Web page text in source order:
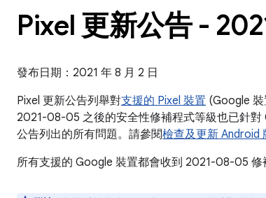
Pixel 更新公告 -
發布日期：2021 年 8 月 2 日
Pixel 更新公告列舉對支援的 Pixel 裝置 (Google 裝
2021-08-05 之後的安全性修補程式等級也已針
公告列出的所有問題。請參閱檢查及更新 Android
所有支援的 Google 裝置都會收到 2021-08-05 修